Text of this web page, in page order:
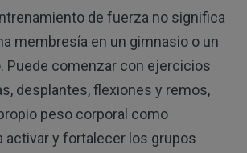
de fuerza no significa
membresía en un gimnasio o un
Puede comenzar con ejercicios
desplantes, flexiones y remos,
peso corporal como
activar y fortalecer los grupos